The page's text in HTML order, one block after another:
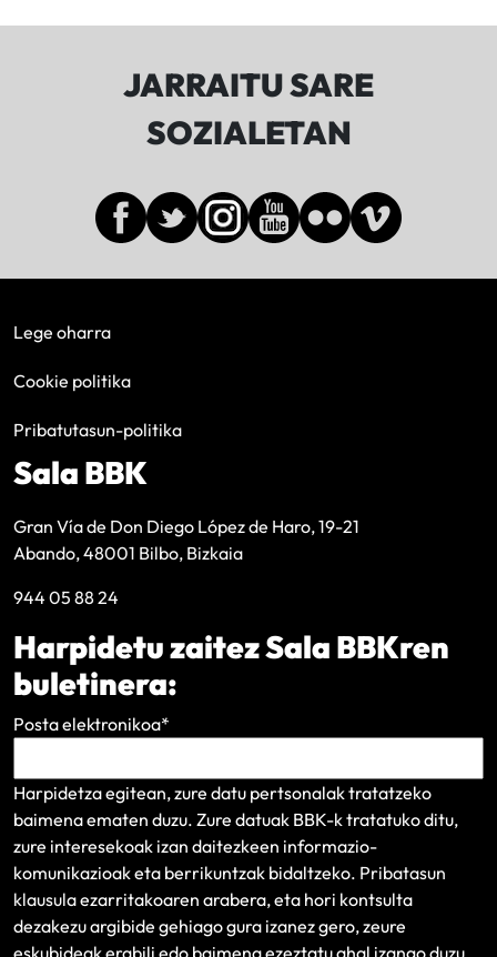
JARRAITU SARE
SOZIALETAN
Lege oharra
Cookie politika
Pribatutasun-politika
Sala BBK
Gran Vía de Don Diego López de Haro, 19-21
Abando, 48001 Bilbo, Bizkaia
944 05 88 24
Harpidetu zaitez Sala BBKren
buletinera:
Posta elektronikoa*
Harpidetza egitean, zure datu pertsonalak tratatzeko
baimena ematen duzu. Zure datuak BBK-k tratatuko ditu,
zure interesekoak izan daitezkeen informazio-
komunikazioak eta berrikuntzak bidaltzeko. Pribatasun
klausulaezarritakoaren arabera, eta hori kontsulta
dezakezu argibide gehiago gura izanez gero, zeure
eskubideak erabili edo baimena ezeztatu ahal izango duzu.